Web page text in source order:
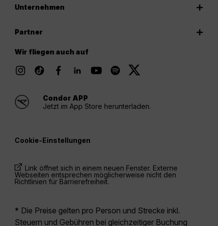
Unternehmen
Partner
Wir fliegen auch auf
Condor APP
Jetzt im App Store herunterladen.
Cookie-Einstellungen
Link öffnet sich in einem neuen Fenster. Externe
Webseiten entsprechen möglicherweise nicht den
Richtlinien für Barrierefreiheit.
* Die Preise gelten pro Person und Strecke inkl.
Steuern und Gebühren bei gleichzeitiger Buchung